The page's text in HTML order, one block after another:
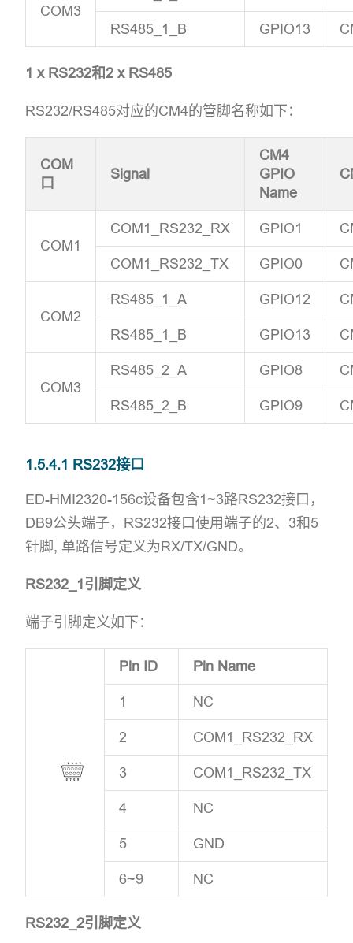
COM3
RS485_1_B GPIO13
1 x RS232和2 x RS485
RS232/RS485对应的CM4的管脚名称如下：
COM
口
Signal
CM4
GPIO
Name
COM1
COM1_RS232_RX GPIO1
COM1_RS232_TX GPIO0
COM2
RS485_1_A GPIO12
RS485_1_B GPIO13
COM3
RS485_2_A GPIO8
RS485_2_B GPIO9
1.5.4.1 RS232接口
ED-HMI2320-156c设备包含1~3路RS232接口，
DB9公头端子，RS232接口使用端子的2、3和5
针脚, 单路信号定义为RX/TX/GND。
RS232_1引脚定义
端子引脚定义如下：
Pin ID Pin Name
1 NC
2 COM1_RS232_RX
3 COM1_RS232_TX
4 NC
5 GND
6~9 NC
RS232_2引脚定义